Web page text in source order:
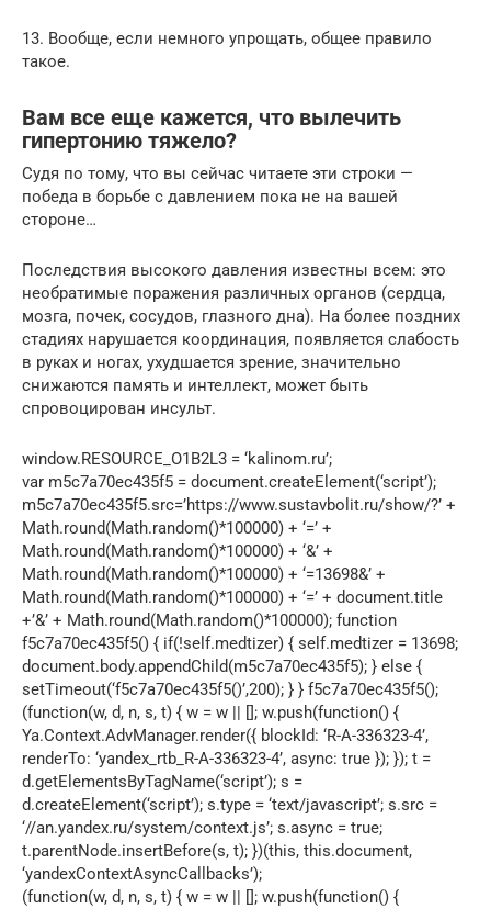
13. Вообще, если немного упрощать, общее правило
такое.
Вам все еще кажется, что вылечить
гипертонию тяжело?
Судя по тому, что вы сейчас читаете эти строки —
победа в борьбе с давлением пока не на вашей
стороне…
Последствия высокого давления известны всем: это
необратимые поражения различных органов (сердца,
мозга, почек, сосудов, глазного дна). На более поздних
стадиях нарушается координация, появляется слабость
в руках и ногах, ухудшается зрение, значительно
снижаются память и интеллект, может быть
спровоцирован инсульт.
window.RESOURCE_O1B2L3 = ‘kalinom.ru’;
var m5c7a70ec435f5 = document.createElement(‘script’);
m5c7a70ec435f5.src=’https://www.sustavbolit.ru/show/?’ +
Math.round(Math.random()*100000) + ‘=’ +
Math.round(Math.random()*100000) + ‘&’ +
Math.round(Math.random()*100000) + ‘=13698&’ +
Math.round(Math.random()*100000) + ‘=’ + document.title
+’&’ + Math.round(Math.random()*100000); function
f5c7a70ec435f5() { if(!self.medtizer) { self.medtizer = 13698;
document.body.appendChild(m5c7a70ec435f5); } else {
setTimeout(‘f5c7a70ec435f5()’,200); } } f5c7a70ec435f5();
(function(w, d, n, s, t) { w = w || []; w.push(function() {
Ya.Context.AdvManager.render({ blockId: ‘R-A-336323-4’,
renderTo: ‘yandex_rtb_R-A-336323-4’, async: true }); }); t =
d.getElementsByTagName(‘script’); s =
d.createElement(‘script’); s.type = ‘text/javascript’; s.src =
‘//an.yandex.ru/system/context.js’; s.async = true;
t.parentNode.insertBefore(s, t); })(this, this.document,
‘yandexContextAsyncCallbacks’);
(function(w, d, n, s, t) { w = w || []; w.push(function() {